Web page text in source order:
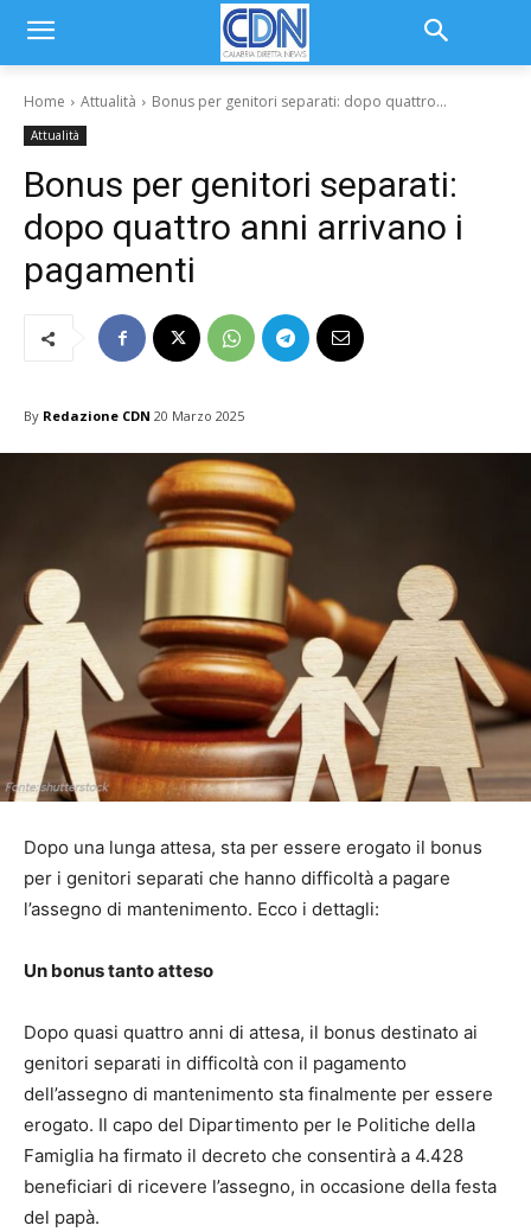
Home Attualità Bonus per genitori separati: dopo quattro...
Attualità
Bonus per genitori separati:
dopo quattro anni arrivano i
pagamenti
By Redazione CDN 20 Marzo 2025
Dopo una lunga attesa, sta per essere erogato il bonus
per i genitori separati che hanno difficoltà a pagare
l’assegno di mantenimento. Ecco i dettagli:
Un bonus tanto atteso
Dopo quasi quattro anni di attesa, il bonus destinato ai
genitori separati in difficoltà con il pagamento
dell’assegno di mantenimento sta finalmente per essere
erogato. Il capo del Dipartimento per le Politiche della
Famiglia ha firmato il decreto che consentirà a 4.428
beneficiari di ricevere l’assegno, in occasione della festa
del papà.